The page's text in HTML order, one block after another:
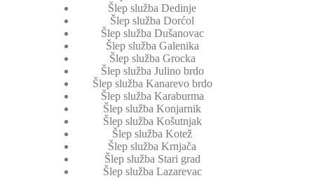
Šlep služba Dedinje
Šlep služba Dorćol
Šlep služba Dušanovac
Šlep služba Galenika
Šlep služba Grocka
Šlep služba Julino brdo
Šlep služba Kanarevo brdo
Šlep služba Karaburma
Šlep služba Konjarnik
Šlep služba Košutnjak
Šlep služba Kotež
Šlep služba Krnjača
Šlep služba Stari grad
Šlep služba Lazarevac